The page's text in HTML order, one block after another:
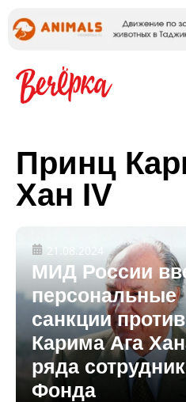
Принц
Хан IV
21.08.2024
МИД России
персональные
санкции против
Карима Ага
ряда
Фонда